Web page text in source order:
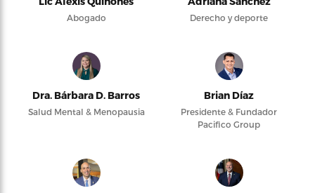
Abogado Derecho y deporte
Dra. Bárbara D. Barros
Salud Mental & Menopausia
Brian Díaz
Presidente & Fundador
Pacifico Group